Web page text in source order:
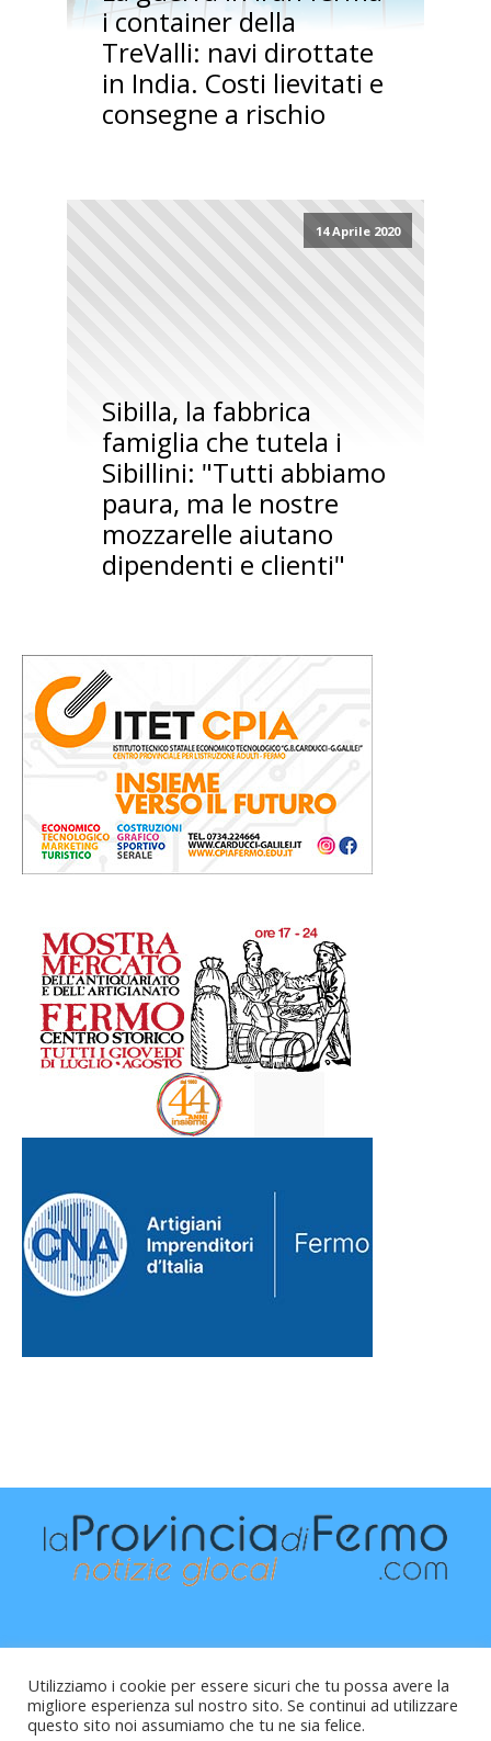
i container della
TreValli: navi dirottate
in India. Costi lievitati e
consegne a rischio
14 Aprile 2020
Sibilla, la fabbrica
famiglia che tutela i
Sibillini: "Tutti abbiamo
paura, ma le nostre
mozzarelle aiutano
dipendenti e clienti"
Utilizziamo i cookie per essere sicuri che tu possa avere la
migliore esperienza sul nostro sito. Se continui ad utilizzare
questo sito noi assumiamo che tu ne sia felice.